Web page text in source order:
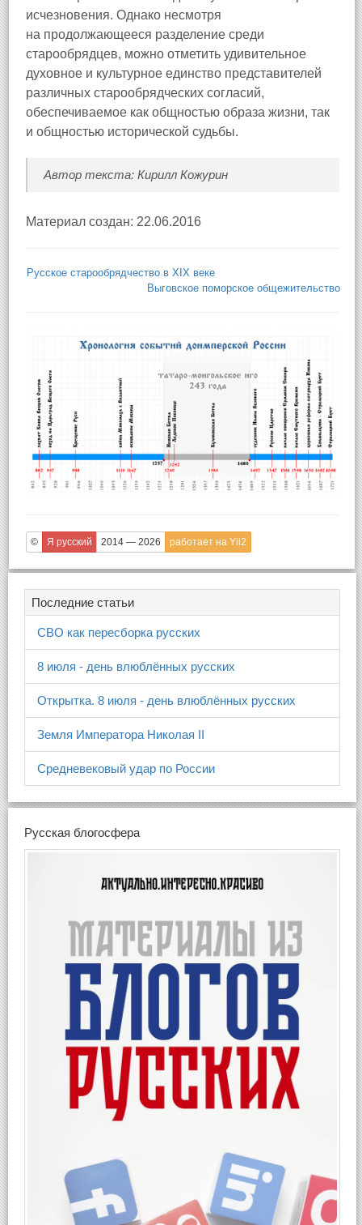
исчезновения. Однако несмотря
на продолжающееся разделение среди
старообрядцев, можно отметить удивительное
духовное и культурное единство представителей
различных старообрядческих согласий,
обеспечиваемое как общностью образа жизни, так
и общностью исторической судьбы.
Автор текста: Кирилл Кожурин
Материал создан: 22.06.2016
Русское старообрядчество в XIX веке
Выговское поморское общежительство
© Я русский 2014 — 2026 работает на Yii2
Последние статьи
СВО как пересборка русских
8 июля - день влюблённых русских
Открытка. 8 июля - день влюблённых русских
Земля Императора Николая II
Средневековый удар по России
Русская блогосфера